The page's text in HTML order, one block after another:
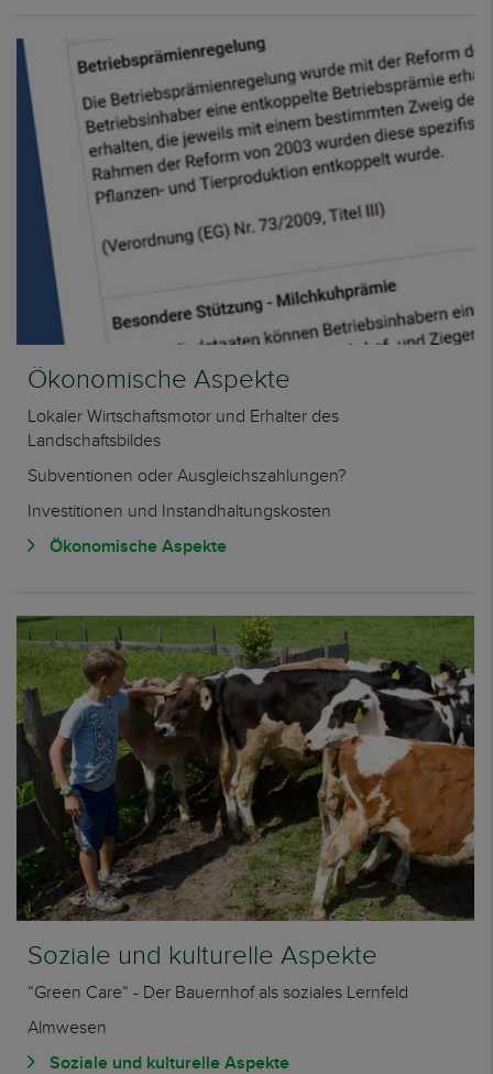
Ökonomische Aspekte
Lokaler Wirtschaftsmotor und Erhalter des
Landschaftsbildes
Subventionen oder Ausgleichszahlungen?
Investitionen und Instandhaltungskosten
Ökonomische Aspekte
Soziale und kulturelle Aspekte
“Green Care“ - Der Bauernhof als soziales Lernfeld
Almwesen
Soziale und kulturelle Aspekte